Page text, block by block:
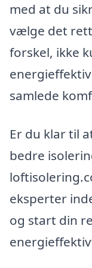
med at du
vælge det
forskel, ikke
samlede
Er du klar til
bedre
eksperter
og start din